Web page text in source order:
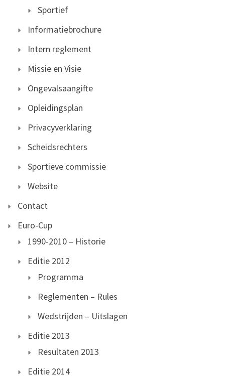
Sportief
Informatiebrochure
Intern reglement
Missie en Visie
Ongevalsaangifte
Opleidingsplan
Privacyverklaring
Scheidsrechters
Sportieve commissie
Website
Contact
Euro-Cup
1990-2010 – Historie
Editie 2012
Programma
Reglementen – Rules
Wedstrijden – Uitslagen
Editie 2013
Resultaten 2013
Editie 2014